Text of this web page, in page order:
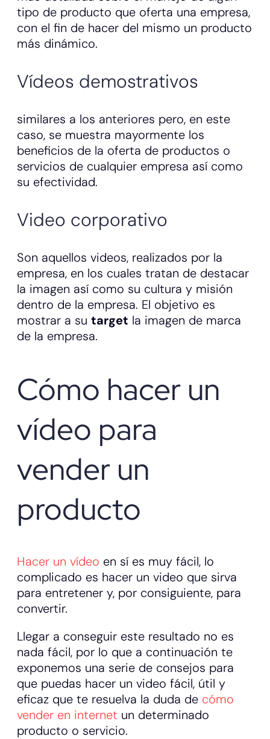
tipo de producto que oferta una empresa,
con el fin de hacer del mismo un producto
más dinámico.
Vídeos demostrativos
similares a los anteriores pero, en este
caso, se muestra mayormente los
beneficios de la oferta de productos o
servicios de cualquier empresa así como
su efectividad.
Video corporativo
Son aquellos videos, realizados por la
empresa, en los cuales tratan de destacar
la imagen así como su cultura y misión
dentro de la empresa. El objetivo es
mostrar a su target la imagen de marca
de la empresa.
Cómo hacer un
vídeo para
vender un
producto
Hacer un vídeo en sí es muy fácil, lo
complicado es hacer un video que sirva
para entretener y, por consiguiente, para
convertir.
Llegar a conseguir este resultado no es
nada fácil, por lo que a continuación te
exponemos una serie de consejos para
que puedas hacer un video fácil, útil y
eficaz que te resuelva la duda de cómo
vender en internet un determinado
producto o servicio.